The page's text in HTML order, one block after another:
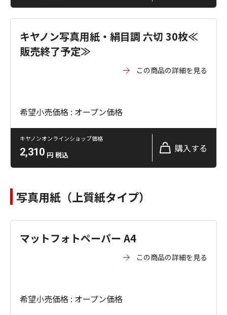
キヤノン写真用紙・絹目調 六切 30枚≪
販売終了予定≫
この商品の詳細を見る
希望小売価格 : オープン価格
キヤノンオンラインショップ価格
2,310 円 税込
購入する
写真用紙（上質紙タイプ）
マットフォトペーパー A4
この商品の詳細を見る
希望小売価格 : オープン価格